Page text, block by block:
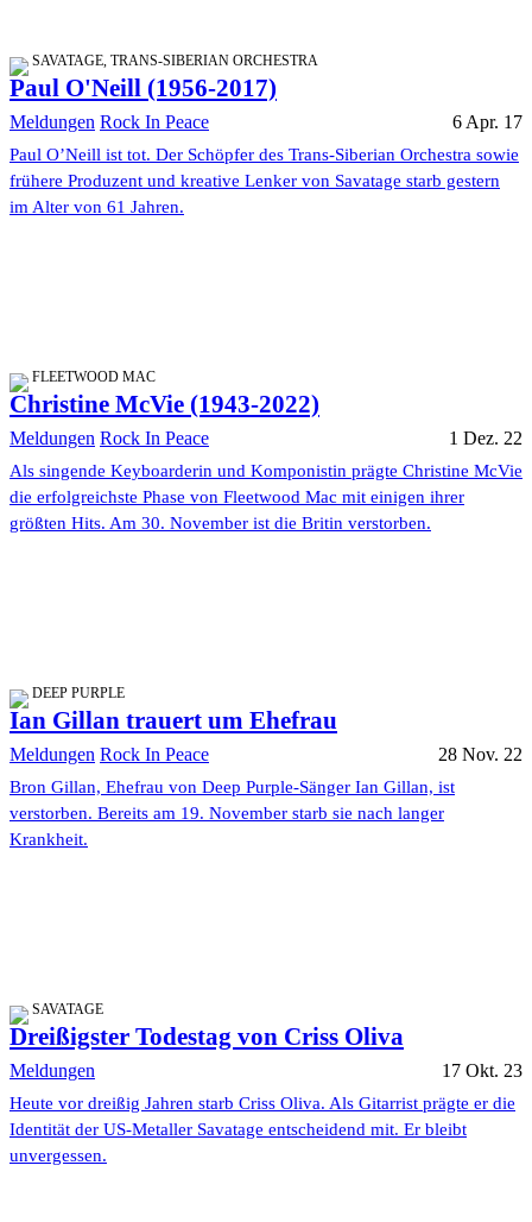
SAVATAGE, TRANS-SIBERIAN ORCHESTRA
Paul O'Neill (1956-2017)
Meldungen Rock In Peace 6 Apr. 17
Paul O’Neill ist tot. Der Schöpfer des Trans-Siberian Orchestra sowie
frühere Produzent und kreative Lenker von Savatage starb gestern
im Alter von 61 Jahren.
FLEETWOOD MAC
Christine McVie (1943-2022)
Meldungen Rock In Peace 1 Dez. 22
Als singende Keyboarderin und Komponistin prägte Christine McVie
die erfolgreichste Phase von Fleetwood Mac mit einigen ihrer
größten Hits. Am 30. November ist die Britin verstorben.
DEEP PURPLE
Ian Gillan trauert um Ehefrau
Meldungen Rock In Peace 28 Nov. 22
Bron Gillan, Ehefrau von Deep Purple-Sänger Ian Gillan, ist
verstorben. Bereits am 19. November starb sie nach langer
Krankheit.
SAVATAGE
Dreißigster Todestag von Criss Oliva
Meldungen 17 Okt. 23
Heute vor dreißig Jahren starb Criss Oliva. Als Gitarrist prägte er die
Identität der US-Metaller Savatage entscheidend mit. Er bleibt
unvergessen.